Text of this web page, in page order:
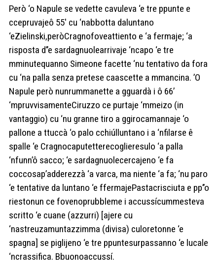
Però ‘o Napule se vedette cavuleva ‘e tre ppunte e
ccepruvajeô 55′ cu ‘nabbotta daluntano
‘eZielinski,peròCragnofoveattiento e ‘a fermaje; ‘a
risposta d’’e sardagnuolearrivaje ‘ncapo ‘e tre
mminutequanno Simeone facette ‘nu tentativo da fora
cu ‘na palla senza pretese caascette a mmancina. ’O
Napule però nunrummanette a gguardà i ô 66’
‘mpruvvisamenteCiruzzo ce purtaje ‘mmeizo (in
vantaggio) cu ‘nu granne tiro a ggirocamannaje ‘o
pallone a ttuccà ‘o palo cchiúlluntano i a ‘nfilarse ê
spalle ‘e Cragnocaputetterecoglieresulo ‘a palla
‘nfunn’ô sacco; ‘e sardagnuolecercajeno ‘e fa
coccosap’adderezzà ‘a varca, ma niente ‘a fa; ‘nu paro
‘e tentative da luntano ‘e ffermajePastacrisciuta e pp’’o
riestonun ce fovenoprubbleme i accussícummesteva
scritto ‘e cuane (azzurri) [ajere cu
‘nastreuzamuntazzimma (divisa) culoretonne ‘e
spagna] se piglijeno ‘e tre ppuntesurpassanno ‘e lucale
‘ncrassifica. Bbuonoaccussí.